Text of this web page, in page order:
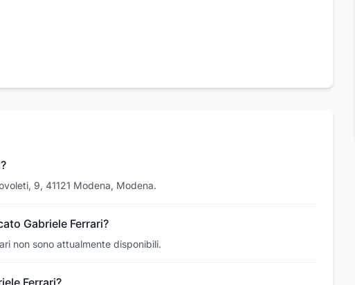
9, 41121 Modena, Modena.
Gabriele Ferrari?
non sono attualmente disponibili.
Ferrari?